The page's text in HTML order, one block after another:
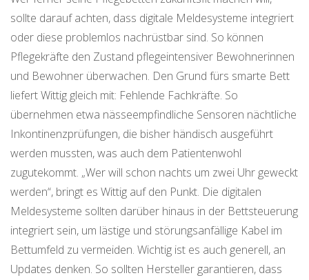
sollte darauf achten, dass digitale Meldesysteme integriert
oder diese problemlos nachrüstbar sind. So können
Pflegekräfte den Zustand pflegeintensiver Bewohnerinnen
und Bewohner überwachen. Den Grund fürs smarte Bett
liefert Wittig gleich mit: Fehlende Fachkräfte. So
übernehmen etwa nässeempfindliche Sensoren nächtliche
Inkontinenzprüfungen, die bisher händisch ausgeführt
werden mussten, was auch dem Patientenwohl
zugutekommt. „Wer will schon nachts um zwei Uhr geweckt
werden“, bringt es Wittig auf den Punkt. Die digitalen
Meldesysteme sollten darüber hinaus in der Bettsteuerung
integriert sein, um lästige und störungsanfällige Kabel im
Bettumfeld zu vermeiden. Wichtig ist es auch generell, an
Updates denken. So sollten Hersteller garantieren, dass